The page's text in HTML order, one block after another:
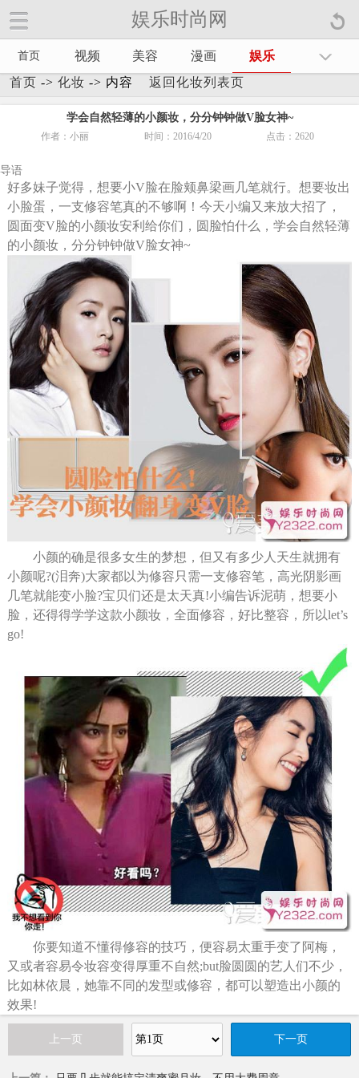
娱乐时尚网
首页 视频 美容 漫画
娱乐
首页 -> 化妆 -> 内容 返回化妆列表页
学会自然轻薄的小颜妆，分分钟钟做V脸女神~
作者：小丽 时间：2016/4/20 点击：2620
导语
好多妹子觉得，想要小V脸在脸颊鼻梁画几笔就行。想要妆出
小脸蛋，一支修容笔真的不够啊！今天小编又来放大招了，
圆面变V脸的小颜妆安利给你们，圆脸怕什么，学会自然轻薄
的小颜妆，分分钟钟做V脸女神~
小颜的确是很多女生的梦想，但又有多少人天生就拥有
小颜呢?(泪奔)大家都以为修容只需一支修容笔，高光阴影画
几笔就能变小脸?宝贝们还是太天真!小编告诉泥萌，想要小
脸，还得得学学这款小颜妆，全面修容，好比整容，所以let’s
go!
你要知道不懂得修容的技巧，便容易太重手变了阿梅，
又或者容易令妆容变得厚重不自然;but脸圆圆的艺人们不少，
比如林依晨，她靠不同的发型或修容，都可以塑造出小颜的
效果!
上一页 下一页
娱乐时尚网手机官方网站【